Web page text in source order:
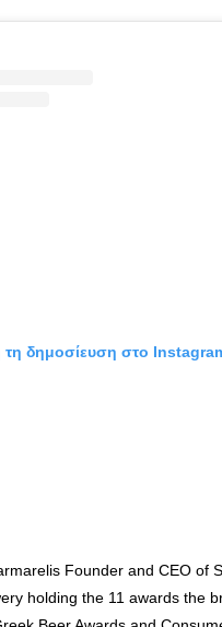
τη δημοσίευση στο
Founder and CEO of
holding the 11 awards the